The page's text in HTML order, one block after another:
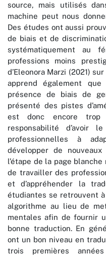
source, mais utilisés
machine peut nous
Des études ont aussi
de biais et de
systématiquement au
professions moins
d’Eleonora Marzi (2021)
apprend également
présence de biais de
présenté des pistes
est donc encore
responsabilité d’avoir
professionnelles à
développer de
l’étape de la page
de travailler des
et d’appréhender la
étudiantes se retrouvent
algorithme au lieu de
mentales afin de fournir
bonne traduction. En
ont un bon niveau en
trois premières